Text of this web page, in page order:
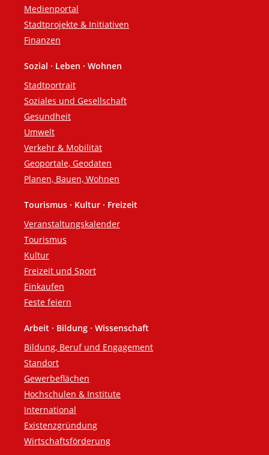
Medienportal
Stadtprojekte & Initiativen
Finanzen
Sozial · Leben · Wohnen
Stadtportrait
Soziales und Gesellschaft
Gesundheit
Umwelt
Verkehr & Mobilität
Geoportale, Geodaten
Planen, Bauen, Wohnen
Tourismus · Kultur · Freizeit
Veranstaltungskalender
Tourismus
Kultur
Freizeit und Sport
Einkaufen
Feste feiern
Arbeit · Bildung · Wissenschaft
Bildung, Beruf und Engagement
Standort
Gewerbeflächen
Hochschulen & Institute
International
Existenzgründung
Wirtschaftsförderung